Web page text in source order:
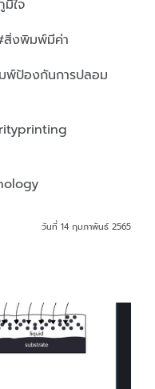
ใจ
งพิมพ์มีค่า
ป้องกันการปลอม
วันที่ 14 กุมภาพันธ์ 2565